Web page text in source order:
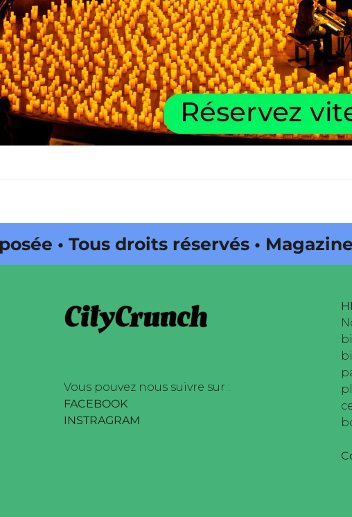
Tous droits réservés • Magazine
Vous pouvez nous suivre sur :
FACEBOOK
INSTRAGRAM